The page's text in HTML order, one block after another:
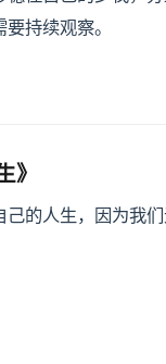
持续观察。
》
的人生，因为我